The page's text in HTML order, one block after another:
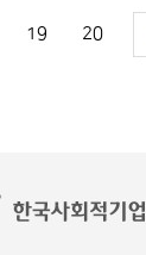
19 20